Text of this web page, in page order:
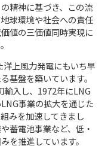
精神に基づき、この流
球環境や社会への責任
値の三価値同時実現に
上風力発電にもいち早
基盤を築いています。
輸入し、1972年にLNG
事業の拡大を通じた
みを加速してきまし
蓄電池事業など、低・
を推進しています。